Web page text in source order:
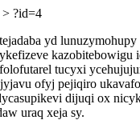
> ?id=4
yd
kazobitebowigu
tucyxi
ofyj pejiqiro
dijuqi ox
uraq xeja sy.